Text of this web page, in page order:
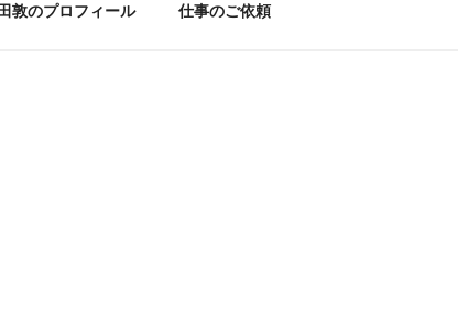
敦のプロフィール 仕事のご依頼